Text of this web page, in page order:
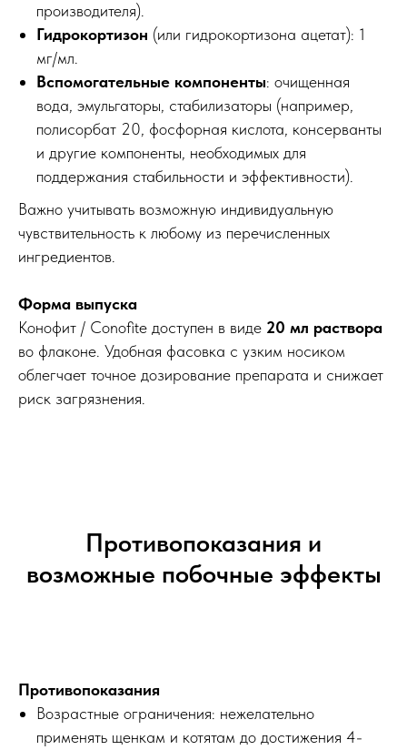
производителя).
Гидрокортизон (или гидрокортизона ацетат): 1
мг/мл.
Вспомогательные компоненты: очищенная
вода, эмульгаторы, стабилизаторы (например,
полисорбат 20, фосфорная кислота, консерванты
и другие компоненты, необходимых для
поддержания стабильности и эффективности).
Важно учитывать возможную индивидуальную
чувствительность к любому из перечисленных
ингредиентов.
Форма выпуска
Конофит / Conofite доступен в виде 20 мл раствора
во флаконе. Удобная фасовка с узким носиком
облегчает точное дозирование препарата и снижает
риск загрязнения.
Противопоказания и
возможные побочные эффекты
Противопоказания
Возрастные ограничения: нежелательно
применять щенкам и котятам до достижения 4-